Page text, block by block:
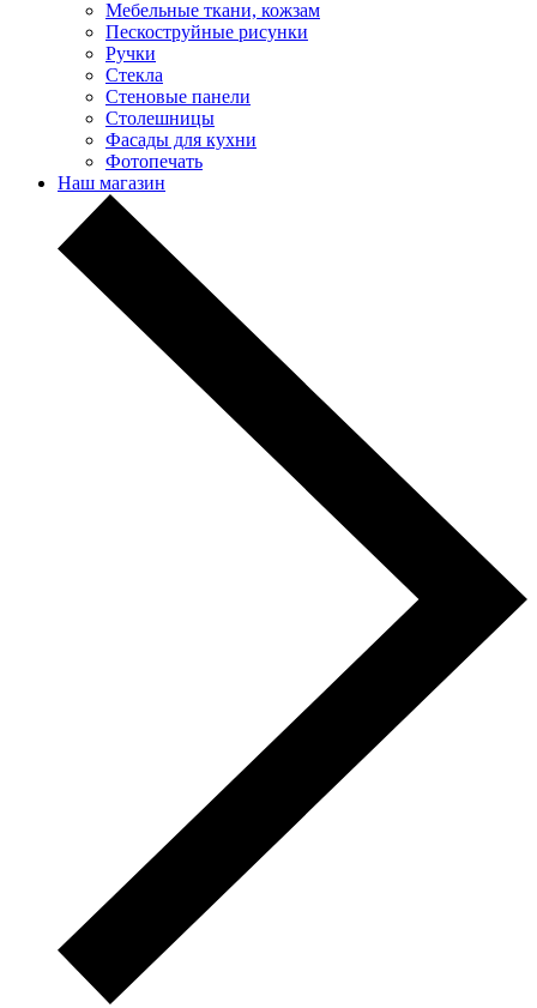
Мебельные ткани, кожзам
Пескоструйные рисунки
Ручки
Стекла
Стеновые панели
Столешницы
Фасады для кухни
Фотопечать
Наш магазин